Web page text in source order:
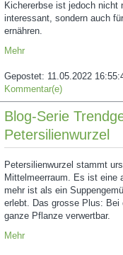
Kichererbse ist jedoch nicht
interessant, sondern auch
ernähren.
Mehr
Gepostet: 11.05.2022
Kommentar(e)
Blog-Serie
Petersilienwurzel
Petersilienwurzel stammt
Mittelmeerraum. Es ist eine
mehr ist als ein
erlebt. Das grosse Plus:
ganze Pflanze verwertbar.
Mehr